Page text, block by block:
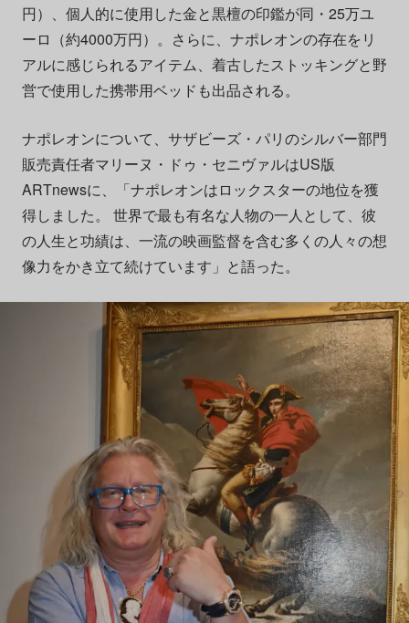
円）、個人的に使用した金と黒檀の印鑑が同・25万ユ
ーロ（約4000万円）。さらに、ナポレオンの存在をリ
アルに感じられるアイテム、着古したストッキングと野
営で使用した携帯用ベッドも出品される。
ナポレオンについて、サザビーズ・パリのシルバー部門
販売責任者マリーヌ・ドゥ・セニヴァルはUS版
ARTnewsに、「ナポレオンはロックスターの地位を獲
得しました。 世界で最も有名な人物の一人として、彼
の人生と功績は、一流の映画監督を含む多くの人々の想
像力をかき立て続けています」と語った。